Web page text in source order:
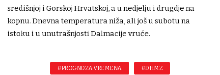
središnjoj i Gorskoj Hrvatskoj, a u nedjelju i drugdje na
kopnu. Dnevna temperatura niža, ali još u subotu na
istoku i u unutrašnjosti Dalmacije vruće.
#PROGNOZA VREMENA #DHMZ